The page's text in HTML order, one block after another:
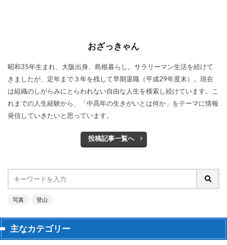
おざっきゃん
昭和35年生まれ、大阪出身、島根暮らし。サラリーマン生活を続けて
きましたが、定年まで３年を残して早期退職（平成29年度末）。現在
は組織のしがらみにとらわれない自由な人生を模索し続けています。こ
れまでの人生経験から、「中高年の生きがいとは何か」をテーマに情報
発信していきたいと思っています。
投稿記事一覧へ
写真 登山
主なカテゴリー